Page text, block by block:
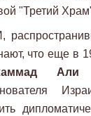
"Третий
что еще в
Али